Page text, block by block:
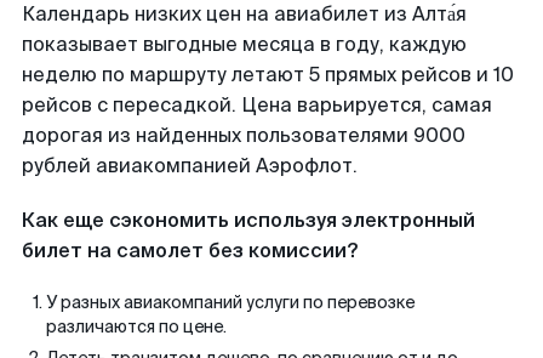
Календарь низких цен на авиабилет из Алта́я
показывает выгодные месяца в году, каждую
неделю по маршруту летают 5 прямых рейсов и 10
рейсов с пересадкой. Цена варьируется, самая
дорогая из найденных пользователями 9000
рублей авиакомпанией Аэрофлот.
Как еще сэкономить используя электронный
билет на самолет без комиссии?
У разных авиакомпаний услуги по перевозке
различаются по цене.